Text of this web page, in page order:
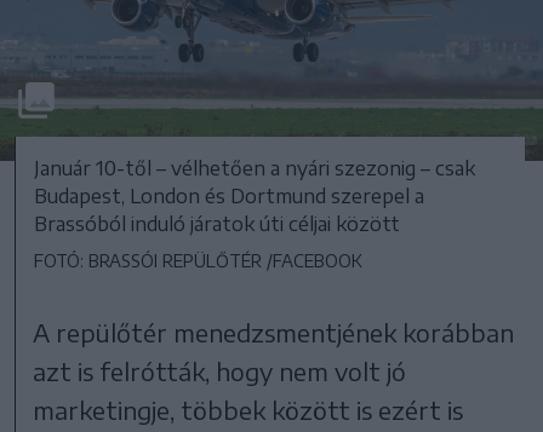
Január 10-től – vélhetően a nyári szezonig – csak
Budapest, London és Dortmund szerepel a
Brassóból induló járatok úti céljai között
FOTÓ: BRASSÓI REPÜLŐTÉR /FACEBOOK
A repülőtér menedzsmentjének korábban
azt is felrótták, hogy nem volt jó
marketingje, többek között is ezért is